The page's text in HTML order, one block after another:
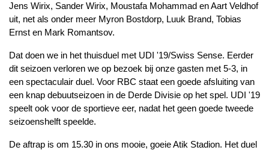
Jens Wirix, Sander Wirix, Moustafa Mohammad en Aart Veldhof
uit, net als onder meer Myron Bostdorp, Luuk Brand, Tobias
Ernst en Mark Romantsov.
Dat doen we in het thuisduel met UDI '19/Swiss Sense. Eerder
dit seizoen verloren we op bezoek bij onze gasten met 5-3, in
een spectaculair duel. Voor RBC staat een goede afsluiting van
een knap debuutseizoen in de Derde Divisie op het spel. UDI '19
speelt ook voor de sportieve eer, nadat het geen goede tweede
seizoenshelft speelde.
De aftrap is om 15.30 in ons mooie, goeie Atik Stadion. Het duel